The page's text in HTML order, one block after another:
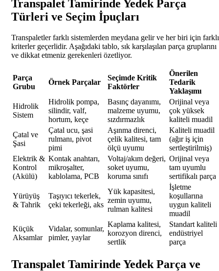
Transpalet Tamirinde Yedek Parça
Türleri ve Seçim İpuçları
Transpaletler farklı sistemlerden meydana gelir ve her biri için farklı
kriterler geçerlidir. Aşağıdaki tablo, sık karşılaşılan parça gruplarını
ve dikkat etmeniz gerekenleri özetliyor.
Parça
Grubu
Örnek Parçalar
Seçimde Kritik
Faktörler
Önerilen
Tedarik
Yaklaşımı
Hidrolik
Sistem
Hidrolik pompa,
silindir, valf,
hortum, keçe
Basınç dayanımı,
malzeme uyumu,
sızdırmazlık
Orijinal veya
çok yüksek
kaliteli muadil
Çatal ve
Şasi
Çatal ucu, şasi
rulmanı, pivot
pimi
Aşınma direnci,
çelik kalitesi, tam
ölçü uyumu
Kaliteli muadil
(ağır iş için
sertleştirilmiş)
Elektrik &
Kontrol
(Akülü)
Kontak anahtarı,
mikroşalter,
kablolama, PCB
Voltaj/akım değeri,
soket uyumu,
koruma sınıfı
Orijinal veya
tam uyumlu
sertifikalı parça
Yürüyüş
& Tahrik
Taşıyıcı tekerlek,
çeki tekerleği, aks
Yük kapasitesi,
zemin uyumu,
rulman kalitesi
İşletme
koşullarına
uygun kaliteli
muadil
Küçük
Aksamlar
Vidalar, somunlar,
pimler, yaylar
Kaplama kalitesi,
korozyon direnci,
sertlik
Standart kaliteli
endüstriyel
parça
Transpalet Tamirinde Yedek Parça ve